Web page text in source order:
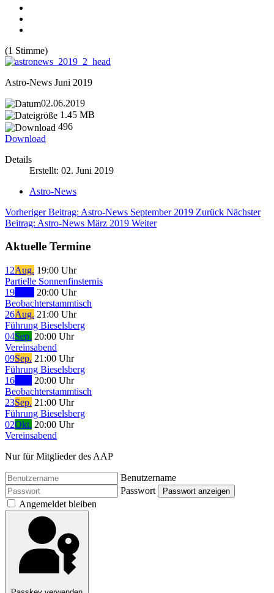
(1 Stimme)
Astro-News Juni 2019
02.06.2019
1.45 MB
496
Download
Details
Erstellt: 02. Juni 2019
Astro-News
Vorheriger Beitrag: Astro-News September 2019 Zurück Nächster
Beitrag: Astro-News März 2019 Weiter
Aktuelle Termine
12Aug. 19:00 Uhr
Partielle Sonnenfinsternis
19
20:00 Uhr
Beobachterstammtisch
26Aug. 21:00 Uhr
Führung Bieselsberg
04Sep. 20:00 Uhr
Vereinsabend
09Sep. 21:00 Uhr
Führung Bieselsberg
16
20:00 Uhr
Beobachterstammtisch
23Sep. 21:00 Uhr
Führung Bieselsberg
02Okt. 20:00 Uhr
Vereinsabend
Nur für Mitglieder des AAP
Benutzername
Passwort
Passwort anzeigen
Angemeldet bleiben